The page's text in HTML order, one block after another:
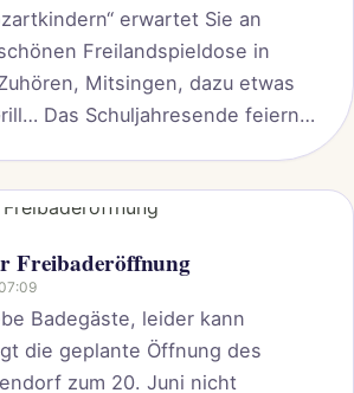
erwartet Sie an
Freilandspieldose in
Mitsingen, dazu etwas
Das Schuljahresende feiern
musikalisch-kulinarisch
zum Mitsingen und
Freibaderöffnung
Badegäste, leider kann
die geplante Öffnung des
zum 20. Juni nicht